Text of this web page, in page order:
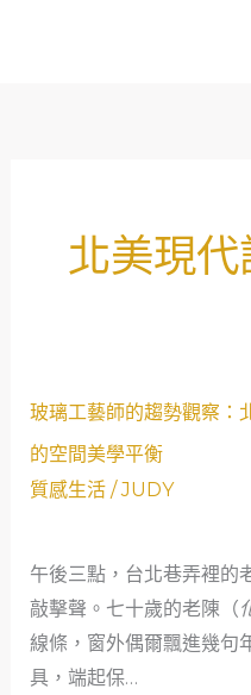
北美現代
玻璃工藝師的趨勢觀察：
的空間美學平衡
質感生活/JUDY
午後三點，台北巷弄裡的
敲擊聲。七十歲的老陳（
線條，窗外偶爾飄進幾句
具，端起保…
玻
藝
的
趨
勢
觀